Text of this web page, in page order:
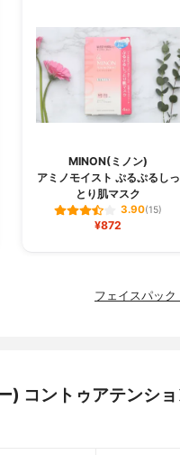
MINON(ミノン)
アミノモイスト ぷるぷるしっ
とり肌マスク
3.90(15)
¥872
フェイスパッ
) コントゥアテンシ